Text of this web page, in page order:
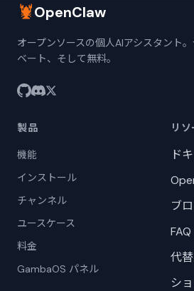
🦞OpenClaw
オープンソースの個人AIアシスタント
ベート、そして無料。
製品
機能
インストール
チャンネル
ユースケース
料金
GambaOS パネル
リソ
ド
ブ
FAQ
代
シ